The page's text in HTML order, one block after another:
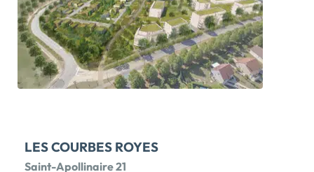
nécessaires au quotidien, supermarché, épiceries,
boulangeries, bureau de poste, station service, ainsi
qu'un Collège. Lycée à moins de 10km avec desserte
de Bus. La ville est desservie par la ligne de bus 9508.
Transport à la demande disponible, Gare à CHARS ( 3
km seulement ) ou bien RER A […] Voir le programme
LES COURBES ROYES
Saint-Apollinaire 21